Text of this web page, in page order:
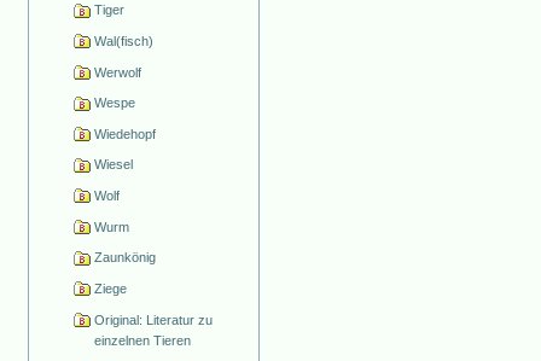
Tiger
Wal(fisch)
Werwolf
Wespe
Wiedehopf
Wiesel
Wolf
Wurm
Zaunkönig
Ziege
Original: Literatur zu
einzelnen Tieren